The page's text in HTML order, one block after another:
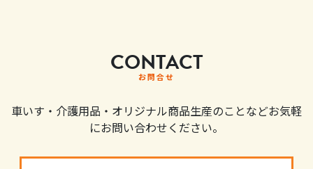
CONTACT
お問合せ
車いす・介護用品・オリジナル商品生産のことなどお気軽
にお問い合わせください。